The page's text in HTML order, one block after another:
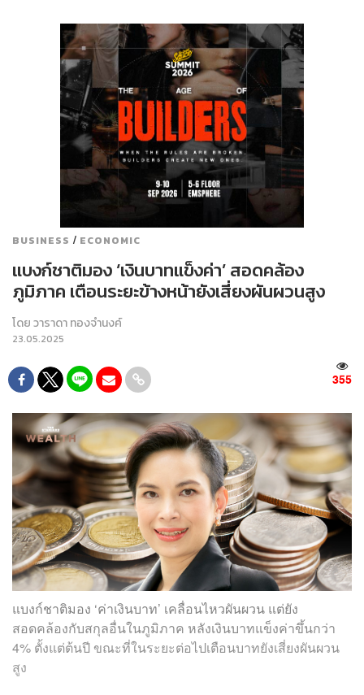
BUSINESS / ECONOMIC
แบงก์ชาติมอง ‘เงินบาทแข็งค่า’ สอดคล้อง
ภูมิภาค เตือนระยะข้างหน้ายังเสี่ยงผันผวนสูง
โดยวาราดา ทองจำนงค์
23.05.2025
355
แบงก์ชาติมอง ‘ค่าเงินบาท’ เคลื่อนไหวผันผวน แต่ยัง
สอดคล้องกับสกุลอื่นในภูมิภาค หลังเงินบาทแข็งค่าขึ้นกว่า
4% ตั้งแต่ต้นปี ขณะที่ในระยะต่อไปเตือนบาทยังเสี่ยงผันผวน
สูง